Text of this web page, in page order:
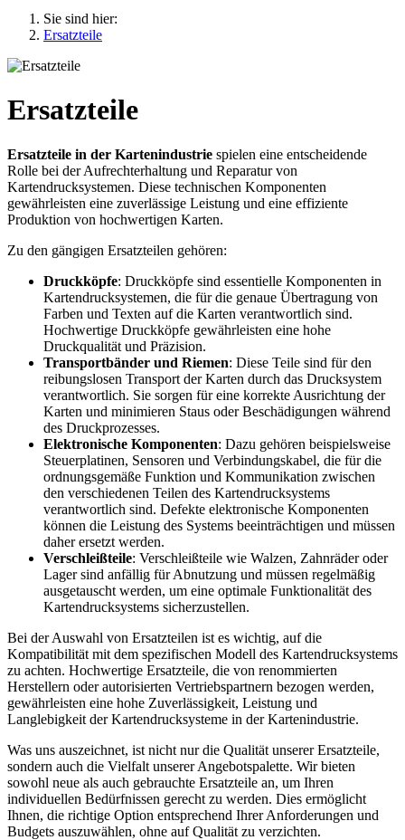
Sie sind hier:
Ersatzteile
Ersatzteile
Ersatzteile in der Kartenindustrie spielen eine entscheidende
Rolle bei der Aufrechterhaltung und Reparatur von
Kartendrucksystemen. Diese technischen Komponenten
gewährleisten eine zuverlässige Leistung und eine effiziente
Produktion von hochwertigen Karten.
Zu den gängigen Ersatzteilen gehören:
Druckköpfe: Druckköpfe sind essentielle Komponenten in
Kartendrucksystemen, die für die genaue Übertragung von
Farben und Texten auf die Karten verantwortlich sind.
Hochwertige Druckköpfe gewährleisten eine hohe
Druckqualität und Präzision.
Transportbänder und Riemen: Diese Teile sind für den
reibungslosen Transport der Karten durch das Drucksystem
verantwortlich. Sie sorgen für eine korrekte Ausrichtung der
Karten und minimieren Staus oder Beschädigungen während
des Druckprozesses.
Elektronische Komponenten: Dazu gehören beispielsweise
Steuerplatinen, Sensoren und Verbindungskabel, die für die
ordnungsgemäße Funktion und Kommunikation zwischen
den verschiedenen Teilen des Kartendrucksystems
verantwortlich sind. Defekte elektronische Komponenten
können die Leistung des Systems beeinträchtigen und müssen
daher ersetzt werden.
Verschleißteile: Verschleißteile wie Walzen, Zahnräder oder
Lager sind anfällig für Abnutzung und müssen regelmäßig
ausgetauscht werden, um eine optimale Funktionalität des
Kartendrucksystems sicherzustellen.
Bei der Auswahl von Ersatzteilen ist es wichtig, auf die
Kompatibilität mit dem spezifischen Modell des Kartendrucksystems
zu achten. Hochwertige Ersatzteile, die von renommierten
Herstellern oder autorisierten Vertriebspartnern bezogen werden,
gewährleisten eine hohe Zuverlässigkeit, Leistung und
Langlebigkeit der Kartendrucksysteme in der Kartenindustrie.
Was uns auszeichnet, ist nicht nur die Qualität unserer Ersatzteile,
sondern auch die Vielfalt unserer Angebotspalette. Wir bieten
sowohl neue als auch gebrauchte Ersatzteile an, um Ihren
individuellen Bedürfnissen gerecht zu werden. Dies ermöglicht
Ihnen, die richtige Option entsprechend Ihrer Anforderungen und
Budgets auszuwählen, ohne auf Qualität zu verzichten.